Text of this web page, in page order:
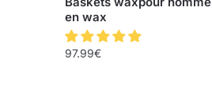
en wax
97.99€